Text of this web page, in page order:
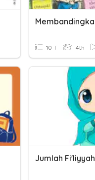
10 T 4th